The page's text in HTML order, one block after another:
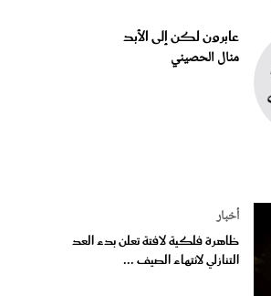
عابرون لكن إلى الأبد
منال الحصيني
أخبار
ظاهرة فلكية لافتة تعلن بدء العد
التنازلي لانتهاء الصيف ...